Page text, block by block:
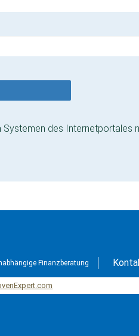
Systemen des Internetportales
Finanzberatung